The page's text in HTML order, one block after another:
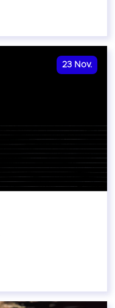
23 Nov.